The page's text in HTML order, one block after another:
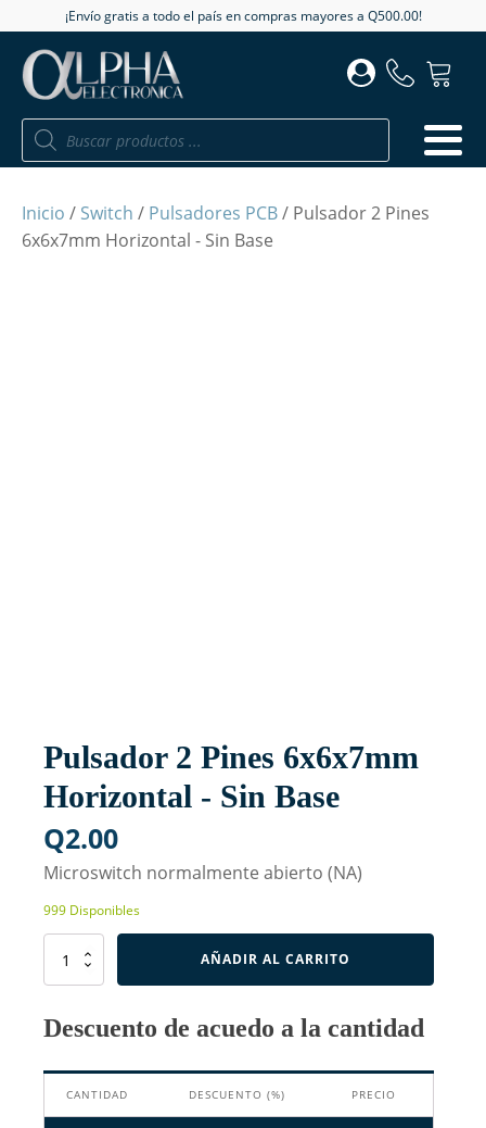
¡Envío gratis a todo el país en compras mayores a Q500.00!
Búsqueda
productos
Inicio / Switch / Pulsadores PCB/ Pulsador 2 Pines
6x6x7mm Horizontal - Sin Base
Pulsador 2 Pines 6x6x7mm
Horizontal - Sin Base
Q2.00
Microswitch normalmente abierto (NA)
999 Disponibles
Pulsador
Horizontal
Sin
Base
cantidad
AÑADIR AL CARRITO
Descuento de acuedo a la cantidad
CANTIDAD DESCUENTO (%) PRECIO